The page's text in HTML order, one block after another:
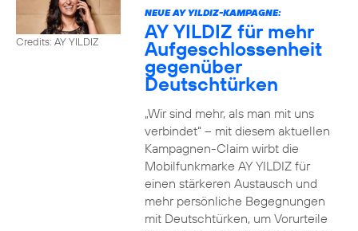
Credits: AY YILDIZ
NEUE AY YILDIZ-KAMPAGNE:
AY YILDIZ für mehr
Aufgeschlossenheit
gegenüber
Deutschtürken
„Wir sind mehr, als man mit uns
verbindet“ – mit diesem aktuellen
Kampagnen-Claim wirbt die
Mobilfunkmarke AY YILDIZ für
einen stärkeren Austausch und
mehr persönliche Begegnungen
mit Deutschtürken, um Vorurteile